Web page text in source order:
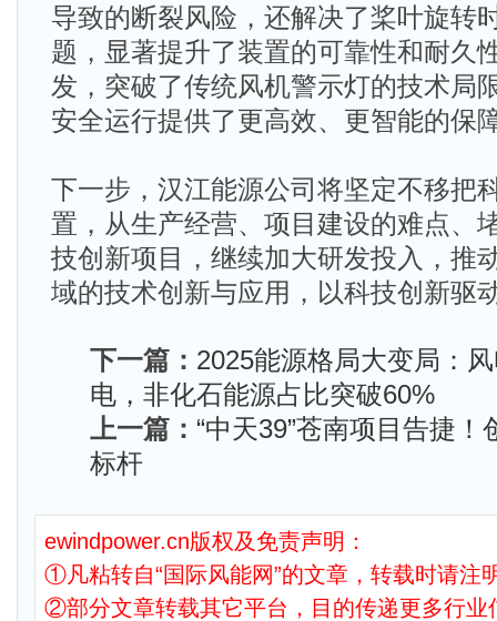
导致的断裂风险，还解决了桨叶旋转
题，显著提升了装置的可靠性和耐久
发，突破了传统风机警示灯的技术局
安全运行提供了更高效、更智能的保
下一步，汉江能源公司将坚定不移把
置，从生产经营、项目建设的难点、
技创新项目，继续加大研发投入，推
域的技术创新与应用，以科技创新驱
下一篇： 2025能源格局大变局：
电，非化石能源占比突破60%
上一篇： “中天39”苍南项目告捷
标杆
ewindpower.cn版权及免责声明：
①凡粘转自“国际风能网”的文章，转载时请注
②部分文章转载其它平台，目的传递更多行业